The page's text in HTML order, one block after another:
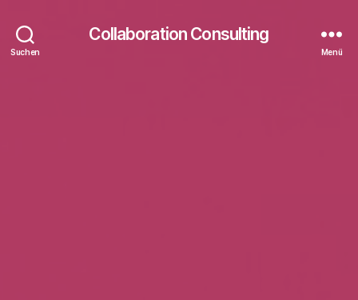
Suchen
Collaboration Consulting
Menü